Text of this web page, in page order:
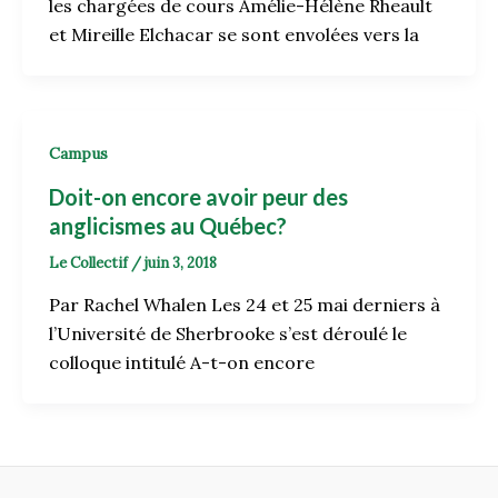
les chargées de cours Amélie-Hélène Rheault
et Mireille Elchacar se sont envolées vers la
Campus
Doit-on encore avoir peur des
anglicismes au Québec?
Le Collectif /juin 3, 2018
Par Rachel Whalen Les 24 et 25 mai derniers à
l’Université de Sherbrooke s’est déroulé le
colloque intitulé A-t-on encore